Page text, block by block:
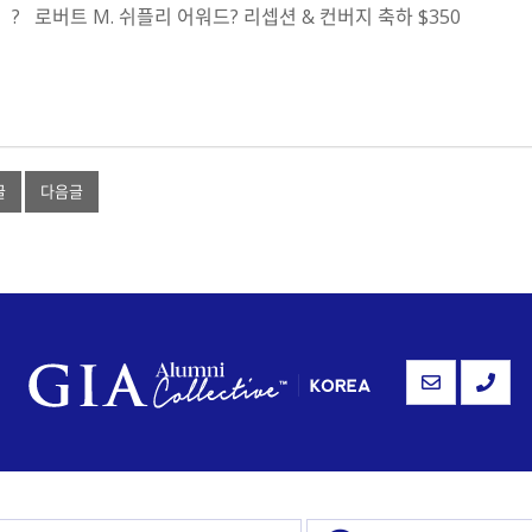
? 로버트 M. 쉬플리 어워드? 리셉션 & 컨버지 축하$350
다음글